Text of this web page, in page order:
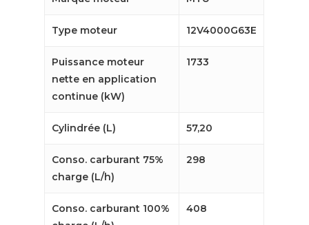
Type moteur 12V4000G63E
Puissance moteur
nette en application
continue (kW)
1733
Cylindrée (L) 57,20
Conso. carburant 75%
charge (L/h)
298
Conso. carburant 100%
408